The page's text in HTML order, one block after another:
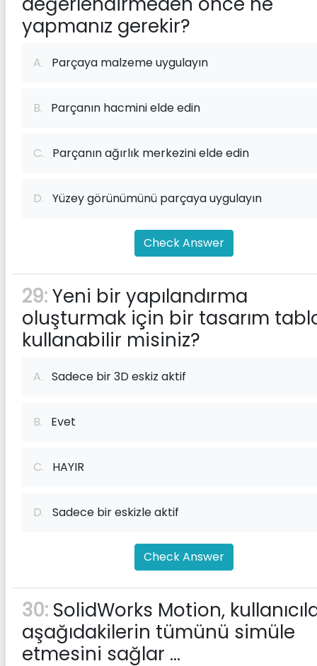
yapmanız gerekir?
A. Parçaya malzeme uygulayın
B. Parçanın hacmini elde edin
C. Parçanın ağırlık merkezini elde edin
D. Yüzey görünümünü parçaya uygulayın
Check Answer
29:Yeni bir yapılandırma
oluşturmak için bir tasarım
kullanabilir misiniz?
A. Sadece bir 3D eskiz aktif
B. Evet
C. HAYIR
D. Sadece bir eskizle aktif
Check Answer
30: SolidWorks Motion,
aşağıdakilerin tümünü simüle
etmesini sağlar ...